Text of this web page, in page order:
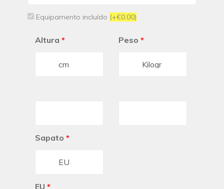
Equipamento incluído (+€0.00)
Altura * Peso *
Sapato *
EU *